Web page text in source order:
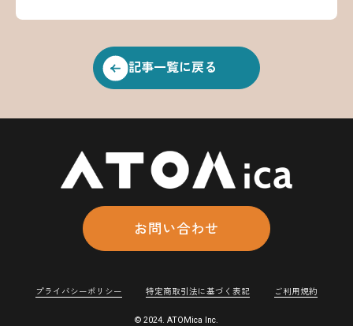
記事一覧に戻る
お問い合わせ
プライバシーポリシー 特定商取引法に基づく表記 ご利用規約
© 2024. ATOMica Inc.